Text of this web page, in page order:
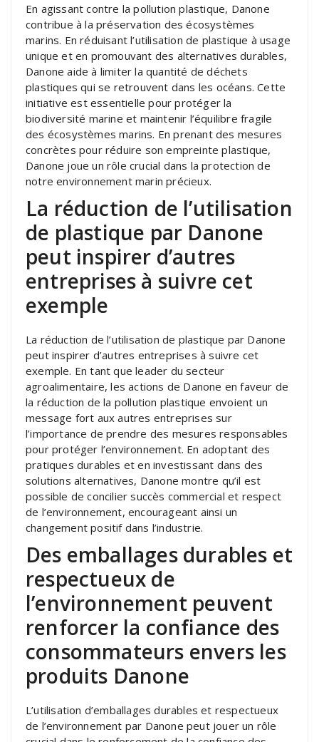
En agissant contre la pollution plastique, Danone
contribue à la préservation des écosystèmes
marins. En réduisant l’utilisation de plastique à usage
unique et en promouvant des alternatives durables,
Danone aide à limiter la quantité de déchets
plastiques qui se retrouvent dans les océans. Cette
initiative est essentielle pour protéger la
biodiversité marine et maintenir l’équilibre fragile
des écosystèmes marins. En prenant des mesures
concrètes pour réduire son empreinte plastique,
Danone joue un rôle crucial dans la protection de
notre environnement marin précieux.
La réduction de l’utilisation
de plastique par Danone
peut inspirer d’autres
entreprises à suivre cet
exemple
La réduction de l’utilisation de plastique par Danone
peut inspirer d’autres entreprises à suivre cet
exemple. En tant que leader du secteur
agroalimentaire, les actions de Danone en faveur de
la réduction de la pollution plastique envoient un
message fort aux autres entreprises sur
l’importance de prendre des mesures responsables
pour protéger l’environnement. En adoptant des
pratiques durables et en investissant dans des
solutions alternatives, Danone montre qu’il est
possible de concilier succès commercial et respect
de l’environnement, encourageant ainsi un
changement positif dans l’industrie.
Des emballages durables et
respectueux de
l’environnement peuvent
renforcer la confiance des
consommateurs envers les
produits Danone
L’utilisation d’emballages durables et respectueux
de l’environnement par Danone peut jouer un rôle